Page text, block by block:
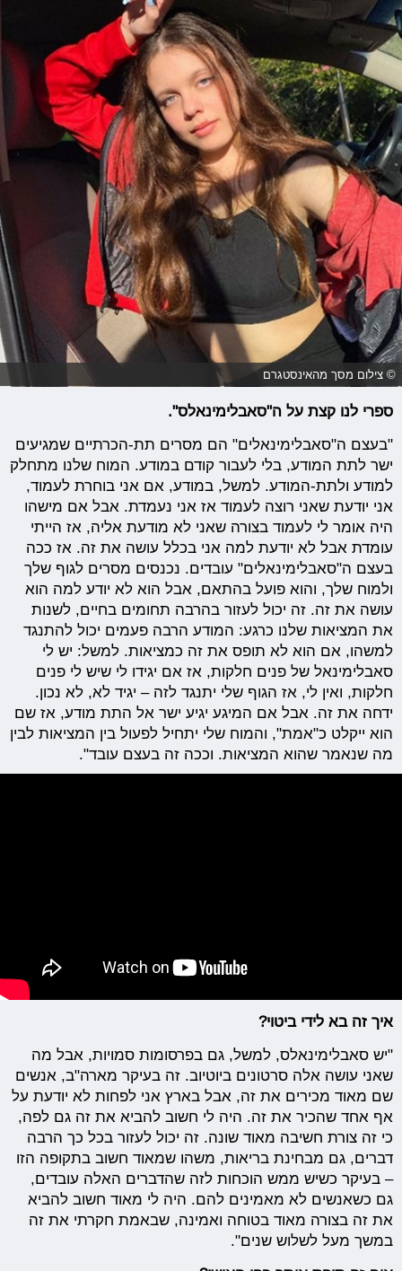
© צילום מסך מהאינסטגרם
ספרי לנו קצת על ה"סאבלימינאלס".
"בעצם ה"סאבלימינאלים" הם מסרים תת-הכרתיים שמגיעים
ישר לתת המודע, בלי לעבור קודם במודע. המוח שלנו מתחלק
למודע ולתת-המודע. למשל, במודע, אם אני בוחרת לעמוד,
אני יודעת שאני רוצה לעמוד אז אני נעמדת. אבל אם מישהו
היה אומר לי לעמוד בצורה שאני לא מודעת אליה, אז הייתי
עומדת אבל לא יודעת למה אני בכלל עושה את זה. אז ככה
בעצם ה"סאבלימינאלים" עובדים. נכנסים מסרים לגוף שלך
ולמוח שלך, והוא פועל בהתאם, אבל הוא לא יודע למה הוא
עושה את זה. זה יכול לעזור בהרבה תחומים בחיים, לשנות
את המציאות שלנו כרגע: המודע הרבה פעמים יכול להתנגד
למשהו, אם הוא לא תופס את זה כמציאות. למשל: יש לי
סאבלימינאל של פנים חלקות, אז אם יגידו לי שיש לי פנים
חלקות, ואין לי, אז הגוף שלי יתנגד לזה – יגיד לא, לא נכון.
ידחה את זה. אבל אם המיגע יגיע ישר אל התת מודע, אז שם
הוא ייקלט כ"אמת", והמוח שלי יתחיל לפעול בין המציאות לבין
מה שנאמר שהוא המציאות. וככה זה בעצם עובד".
איך זה בא לידי ביטוי?
"יש סאבלימינאלס, למשל, גם בפרסומות סמויות, אבל מה
שאני עושה אלה סרטונים ביוטיוב. זה בעיקר מארה"ב, אנשים
שם מאוד מכירים את זה, אבל בארץ אני לפחות לא יודעת על
אף אחד שהכיר את זה. היה לי חשוב להביא את זה גם לפה,
כי זה צורת חשיבה מאוד שונה. זה יכול לעזור בכל כך הרבה
דברים, גם מבחינת בריאות, משהו שמאוד חשוב בתקופה הזו
– בעיקר כשיש ממש הוכחות לזה שהדברים האלה עובדים,
גם כשאנשים לא מאמינים להם. היה לי מאוד חשוב להביא
את זה בצורה מאוד בטוחה ואמינה, שבאמת חקרתי את זה
במשך מעל לשלוש שנים".